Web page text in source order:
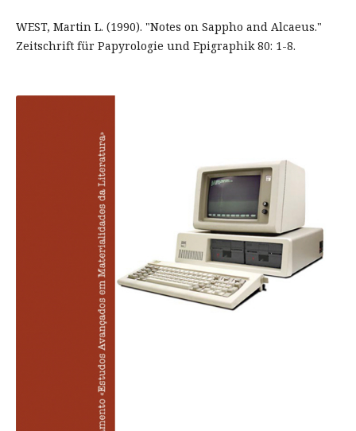
WEST, Martin L. (1990). "Notes on Sappho and Alcaeus."
Zeitschrift für Papyrologie und Epigraphik 80: 1-8.